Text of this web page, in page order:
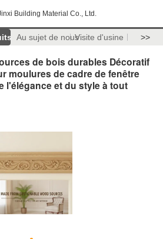
Building Material Co., Ltd.
Au sujet de nousVisite d'usine >>
de bois durables Décoratif
moulures de cadre de fenêtre
l'élégance et du style à tout